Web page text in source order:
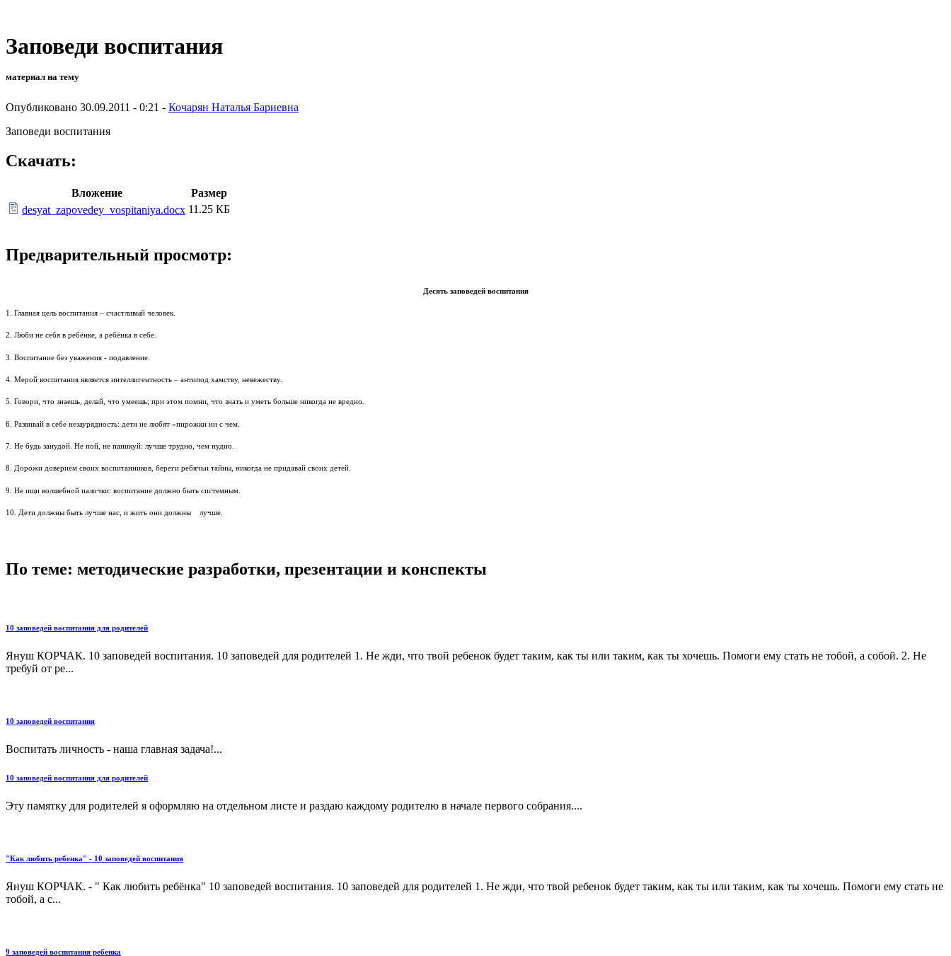
Заповеди воспитания
материал на тему
Опубликовано 30.09.2011 - 0:21 - Кочарян Наталья Бариевна
Заповеди воспитания
Скачать:
Вложение
Размер
desyat_zapovedey_vospitaniya.docx 11.25 КБ
Предварительный просмотр:
Десять заповедей воспитания
1. Главная цель воспитания – счастливый человек.
2. Люби не себя в ребёнке, а ребёнка в себе.
3. Воспитание без уважения - подавление.
4. Мерой воспитания является интеллигентность – антипод хамству, невежеству.
5. Говори, что знаешь, делай, что умеешь; при этом помни, что знать и уметь больше никогда не вредно.
6. Развивай в себе незаурядность: дети не любят «пирожки ни с чем.
7. Не будь занудой. Не пой, не паникуй: лучше трудно, чем нудно.
8. Дорожи доверием своих воспитанников, береги ребячьи тайны, никогда не придавай своих детей.
9. Не ищи волшебной палочки: воспитание должно быть системным.
10. Дети должны быть лучше нас, и жить они должны лучше.
По теме: методические разработки, презентации и конспекты
10 заповедей воспитания для родителей
Януш КОРЧАК. 10 заповедей воспитания. 10 заповедей для родителей 1. Не жди, что твой ребенок будет таким, как ты или таким, как ты хочешь. Помоги ему стать не тобой, а собой. 2. Не
требуй от ре...
10 заповедей воспитания
Воспитать личность - наша главная задача!...
10 заповедей воспитания для родителей
Эту памятку для родителей я оформляю на отдельном листе и раздаю каждому родителю в начале первого собрания....
"Как любить ребенка" - 10 заповедей воспитания
Януш КОРЧАК. - " Как любить ребёнка" 10 заповедей воспитания. 10 заповедей для родителей 1. Не жди, что твой ребенок будет таким, как ты или таким, как ты хочешь. Помоги ему стать не
тобой, а с...
9 заповедей воспитания ребенка